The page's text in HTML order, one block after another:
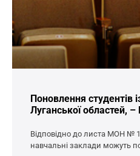
Поновлення студентів
Луганської областей,
Відповідно до листа МОН №
навчальні заклади можуть